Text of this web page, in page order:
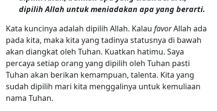
dipilih Allah untuk meniadakan apa yang berarti.
Kata kuncinya adalah dipilih Allah. Kalau favorAllah ada
pada kita, maka kita yang tadinya statusnya di bawah
akan diangkat oleh Tuhan. Kuatkan hatimu. Saya
percaya setiap orang yang dipilih oleh Tuhan pasti
Tuhan akan berikan kemampuan, talenta. Kita yang
sudah dipilih mari kita menggalinya untuk kemuliaan
nama Tuhan.